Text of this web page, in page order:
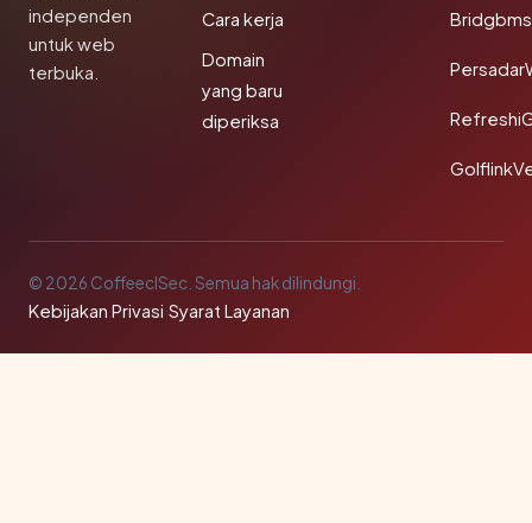
independen
untuk web
terbuka.
Cara kerja
Domain
yang baru
diperiksa
© 2026 CoffeeclSec. Semua hak dilindungi.
Kebijakan Privasi·Syarat Layanan